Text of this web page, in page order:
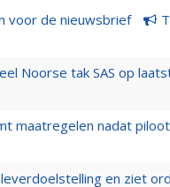
voor de nieuwsbrief
Noorse tak SAS op
maatregelen nadat
en ziet